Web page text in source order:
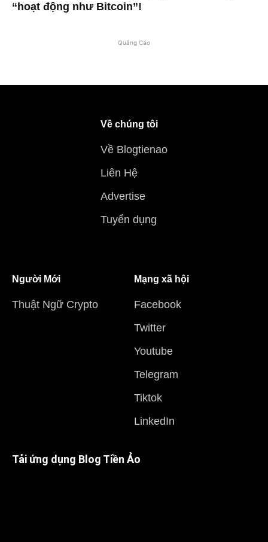
“hoạt động như Bitcoin”!
Quảng Cáo
Về chúng tôi
Về Blogtienao
Liên Hệ
Advertise
Tuyển dụng
Người Mới
Thuật Ngữ Crypto
Mạng xã hội
Facebook
Twitter
Youtube
Telegram
Tiktok
LinkedIn
Tải ứng dụng Blog Tiền Ảo